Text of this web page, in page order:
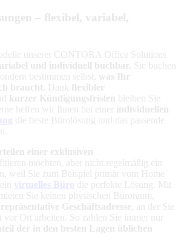
– flexibel, variabel,
unserer CONTORA Office Solutions
und individuell buchbar. Sie buchen
bestimmen selbst, was Ihr
braucht
. Dank flexibler
kurzer Kündigungsfristen bleiben Sie
helfen wir Ihnen bei einer individuellen
die beste Bürolösung und das passende
einer exklusiven
möchten, aber nicht regelmäßig ein
weil Sie zum Beispiel primär vom Home
virtuelles Büro die perfekte Lösung. Mit
mieten Sie keinen physischen Büroraum,
repräsentative Geschäftsadresse , an der Sie
Ort arbeiten. So zahlen Sie immer nur
der in den besten Lagen üblichen